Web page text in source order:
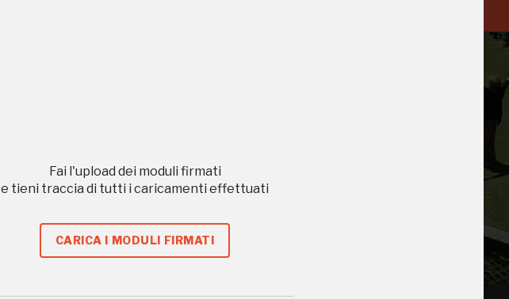
Fai l'upload dei moduli firmati
e tieni traccia di tutti i caricamenti effettuati
CARICA I MODULI FIRMATI